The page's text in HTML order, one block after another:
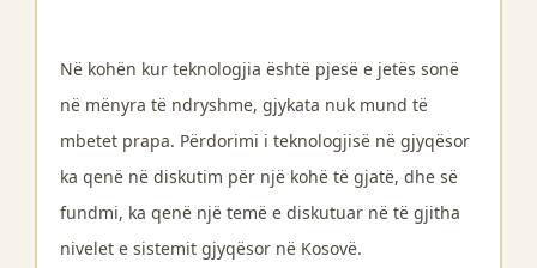
Në kohën kur teknologjia është pjesë e jetës sonë
në mënyra të ndryshme, gjykata nuk mund të
mbetet prapa. Përdorimi i teknologjisë në gjyqësor
ka qenë në diskutim për një kohë të gjatë, dhe së
fundmi, ka qenë një temë e diskutuar në të gjitha
nivelet e sistemit gjyqësor në Kosovë.